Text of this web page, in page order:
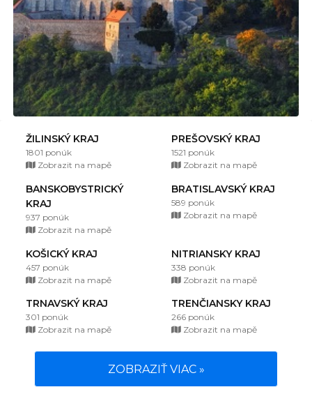
ŽILINSKÝ KRAJ
1801 ponúk
Zobrazit na mapě
PREŠOVSKÝ KRAJ
1521 ponúk
Zobrazit na mapě
BANSKOBYSTRICKÝ
KRAJ
937 ponúk
Zobrazit na mapě
BRATISLAVSKÝ KRAJ
589 ponúk
Zobrazit na mapě
KOŠICKÝ KRAJ
457 ponúk
Zobrazit na mapě
NITRIANSKY KRAJ
338 ponúk
Zobrazit na mapě
TRNAVSKÝ KRAJ
301 ponúk
Zobrazit na mapě
TRENČIANSKY KRAJ
266 ponúk
Zobrazit na mapě
ZOBRAZIŤ VIAC »